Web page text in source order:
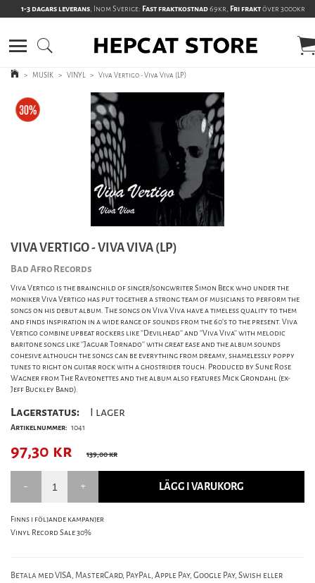
1-3 dagars leverans, Inom Sverige: Fast fraktkostnad69kr, Fri fraktöver 3000kr
> MUSIK > VINYL > Viva Vertigo - Viva Viva (LP)
VIVA VERTIGO - VIVA VIVA (LP)
Bad Afro Records
Viva Vertigo is the brainchild of singer/songwriter Simon Beck who under the
moniker Viva Vertigo has put together a strong team of musicians to perform the
songs on his debut album. The songs on Viva Viva have a timeless quality to them
and finds inspiration in a wide range of sounds from the 60's to the present. Viva
Vertigo combine upbeat rockers like ''Devilhead'' and ''Viva Viva'' with melodic
baritone songs like ''Jaguar Tornado'' with great ease and the album sounds
cohesive although the songs can be everything from dreamy, shamelessly poppy
tunes to right on guitar rock with a ghostrider touch. Produced by Sune Rose
Wagner from The Raveonettes and the album also features Mick Grondahl (ex-
Jeff Buckley Band).
Lagerstatus: I lager
Artikelnummer: 1041
97,30 kr 139,00 kr
LÄGG I VARUKORG
Finns i följande kampanjer
Vinyl Record Sale 30%
Betala med VISA, MasterCard, PayPal, Apple Pay, Google Pay, Swish eller